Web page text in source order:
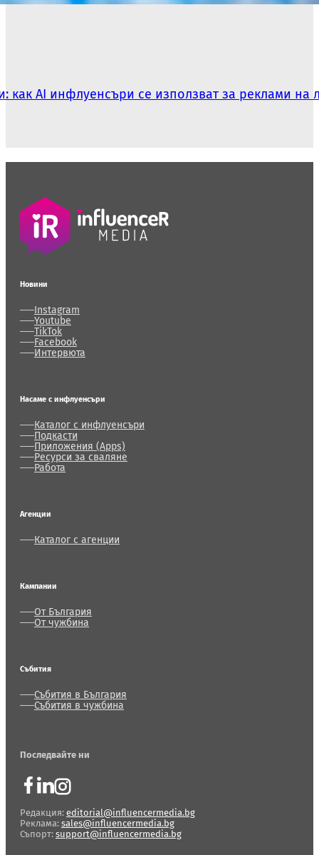
AI инфлуенсъри се използват за реклами на
Новини
Instagram
Youtube
TikTok
Facebook
Интервюта
Насаме с инфлуенсъри
Каталог с инфлуенсъри
Подкасти
Приложения (Apps)
Ресурси за сваляне
Работа
Агенции
Каталог с агенции
Кампании
От България
От чужбина
Събития
Събития в България
Събития в чужбина
Последвайте ни
Редакция: editorial@influencermedia.bg
Реклама: sales@influencermedia.bg
Съпорт: support@influencermedia.bg